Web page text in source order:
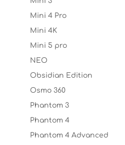
Mini 4 Pro
Mini 4K
Mini 5 pro
NEO
Obsidian Edition
Osmo 360
Phantom 3
Phantom 4
Phantom 4 Advanced